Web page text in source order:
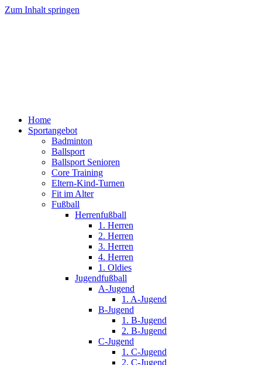
Zum Inhalt springen
Home
Sportangebot
Badminton
Ballsport
Ballsport Senioren
Core Training
Eltern-Kind-Turnen
Fit im Alter
Fußball
Herrenfußball
1. Herren
2. Herren
3. Herren
4. Herren
1. Oldies
Jugendfußball
A-Jugend
1. A-Jugend
B-Jugend
1. B-Jugend
2. B-Jugend
C-Jugend
1. C-Jugend
2. C-Jugend